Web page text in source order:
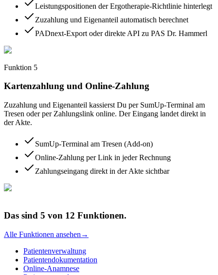
Leistungspositionen der Ergotherapie-Richtlinie hinterlegt
Zuzahlung und Eigenanteil automatisch berechnet
PADnext-Export oder direkte API zu PAS Dr. Hammerl
Funktion 5
Kartenzahlung und Online-Zahlung
Zuzahlung und Eigenanteil kassierst Du per SumUp-Terminal am
Tresen oder per Zahlungslink online. Der Eingang landet direkt in
der Akte.
SumUp-Terminal am Tresen (Add-on)
Online-Zahlung per Link in jeder Rechnung
Zahlungseingang direkt in der Akte sichtbar
Das sind 5 von 12 Funktionen.
Alle Funktionen ansehen →
Patientenverwaltung
Patientendokumentation
Online-Anamnese